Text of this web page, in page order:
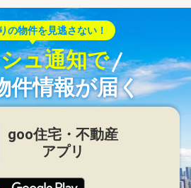
の物件を見逃さない！
ュ通知で
件情報が届く
goo住宅・不動産
アプリ